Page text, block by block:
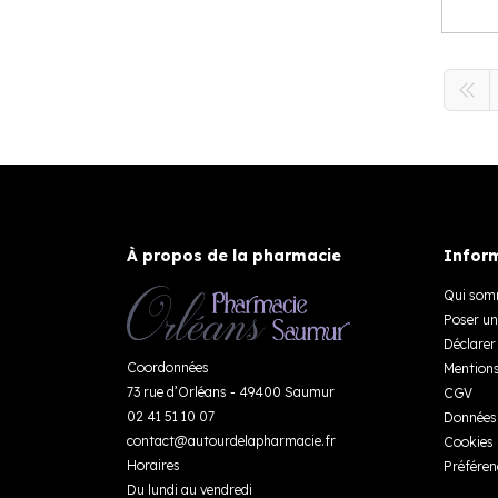
À propos de la pharmacie
Coordonnées
73 rue d’Orléans - 49400 Saumur
02 41 51 10 07
contact@autourdelapharmacie.fr
Horaires
Du lundi au vendredi
Qui
Poser
CGV
Cookies